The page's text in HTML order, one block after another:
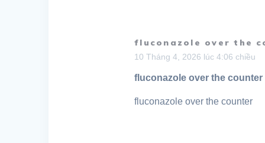
fluconazole over the
10 Tháng 4, 2026 lúc 4:06 chiều
fluconazole over the counter
fluconazole over the counter